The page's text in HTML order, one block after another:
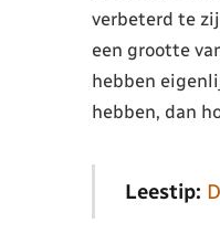
verbeterd te
een grootte
hebben
hebben, dan
Leestip: